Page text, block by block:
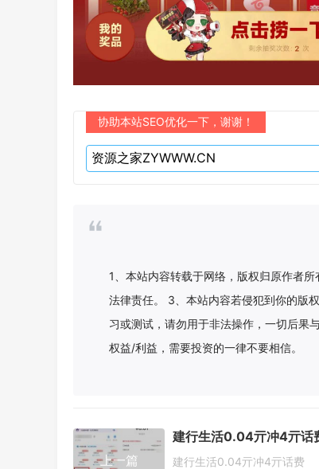
协助本站SEO优化一下，谢谢！
1、本站内容转载于网络，版权归原作者
法律责任。 3、本站内容若侵犯到你的版
习或测试，请勿用于非法操作，一切后果
权益/利益，需要投资的一律不要相信。
上一篇
建行生活0.04亓冲4亓话
建行生活0.04亓冲4亓话费